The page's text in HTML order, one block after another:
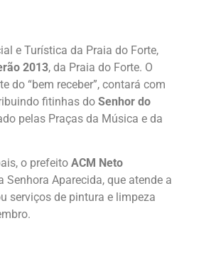
e Turística da Praia do Forte,
2013, da Praia do Forte. O
do “bem receber”, contará com
fitinhas do Senhor do
pelas Praças da Música e da
o prefeito ACM Neto
Aparecida, que atende a
serviços de pintura e limpeza